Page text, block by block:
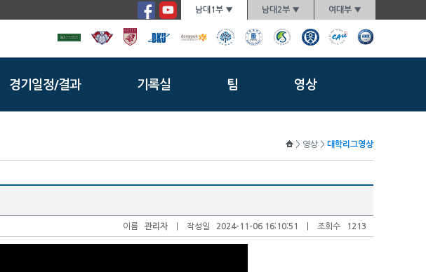
남대1부 ▼ 남대2부 ▼ 여대부 ▼
경기일정/결과 기록실 팀 영상
> 영상 > 대학리그영상
이름 관리자| 작성일 2024-11-06 16:10:51 | 조회수 1213